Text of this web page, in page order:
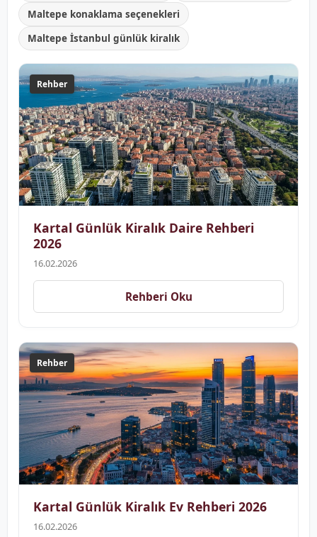
Maltepe konaklama seçenekleri
Maltepe İstanbul günlük kiralık
Rehber
Kartal Günlük Kiralık Daire Rehberi
2026
16.02.2026
Rehberi Oku
Rehber
Kartal Günlük Kiralık Ev Rehberi 2026
16.02.2026